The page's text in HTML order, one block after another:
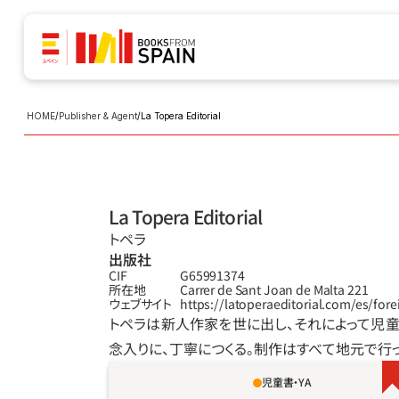
HOME/Publisher & Agent/La Topera Editorial
La Topera Editorial
トペラ
出版社
CIF
G65991374
所在地
Carrer de Sant Joan de Malta 221
ウェブサイト https://latoperaeditorial.com/es/
トペラは新人作家を世に出し、それによって
念入りに、丁寧につくる。制作はすべて地元で行
「年を取るごとにおじいちゃんが衰えてるとお
児童書・YA